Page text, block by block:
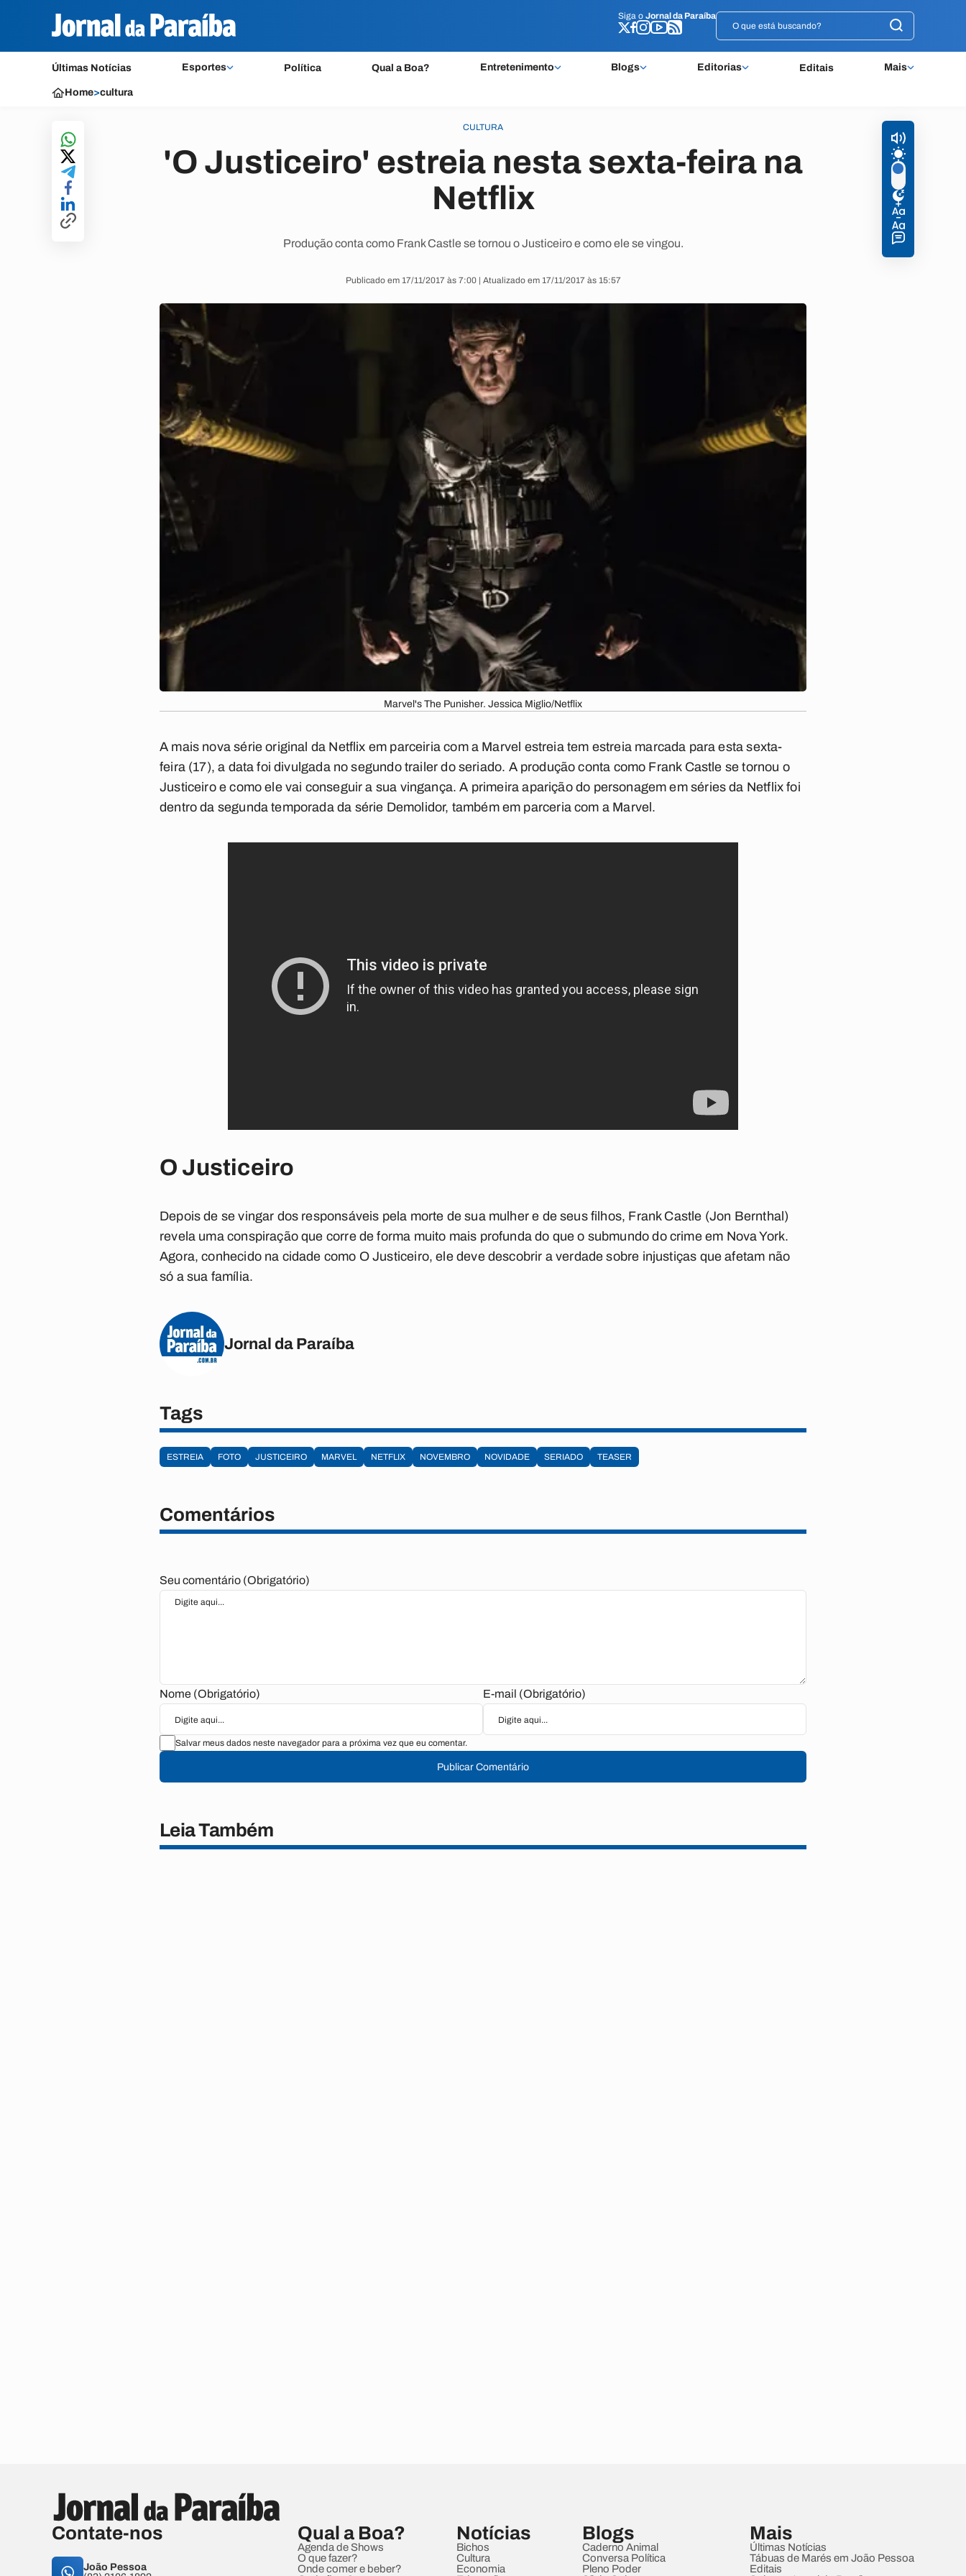
Siga o Jornal da Paraíba
Últimas Notícias Esportes Política Qual a Boa? Entretenimento Blogs Editorias Editais Mais
Siga o Jornal da Paraíba
Home>cultura
CULTURA
'O Justiceiro' estreia nesta sexta-feira na
Netflix
Produção conta como Frank Castle se tornou o Justiceiro e como ele se vingou.
Publicado em 17/11/2017 às 7:00 | Atualizado em 17/11/2017 às 15:57
Marvel's The Punisher. Jessica Miglio/Netflix
A mais nova série original da Netflix em parceiria com a Marvel estreia tem estreia marcada para esta sexta-
feira (17), a data foi divulgada no segundo trailer do seriado. A produção conta como Frank Castle se tornou o
Justiceiroe como ele vai conseguir a sua vingança. A primeira aparição do personagem em séries da Netflixfoi
dentro da segunda temporada da série Demolidor, também em parceria com a Marvel .
O Justiceiro
Depois de se vingar dos responsáveis pela morte de sua mulher e de seus filhos, Frank Castle (Jon Bernthal)
revela uma conspiração que corre de forma muito mais profunda do que o submundo do crime em Nova York.
Agora, conhecido na cidade como O Justiceiro, ele deve descobrir a verdade sobre injustiças que afetam não
só a sua família.
Jornal da Paraíba
Tags
ESTREIA FOTO JUSTICEIRO MARVEL NETFLIX NOVEMBRO NOVIDADE SERIADO TEASER
Comentários
Seu comentário (Obrigatório)
Nome (Obrigatório) E-mail (Obrigatório)
Salvar meus dados neste navegador para a próxima vez que eu comentar.
Publicar Comentário
Leia Também
Contate-nos
João Pessoa
Qual a Boa?
Agenda de Shows
O que fazer?
Onde comer e beber?
Notícias
Bichos
Cultura
Economia
Blogs
Caderno Animal
Conversa Política
Pleno Poder
Mais
Últimas Notícias
Tábuas de Marés em João Pessoa
Editais